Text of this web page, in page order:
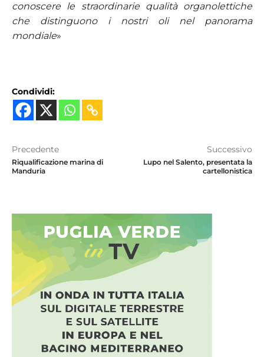
conoscere le straordinarie qualità organolettiche
che distinguono i nostri oli nel panorama
mondiale»
Condividi:
Precedente
Riqualificazione marina di
Manduria
Successivo
Lupo nel Salento, presentata la
cartellonistica